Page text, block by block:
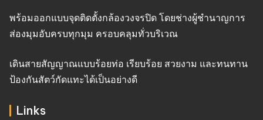
พร้อมออกแบบจุดติดตั้งกล้องวงจรปิด โดยช่างผู้ชำนาญการ
ส่องมุมอับครบทุกมุม ครอบคลุมทั่วบริเวณ
เดินสายสัญญาณแบบร้อยท่อ เรียบร้อย สวยงาม และทนทาน
ป้องกันสัตว์กัดแทะได้เป็นอย่างดี
Links